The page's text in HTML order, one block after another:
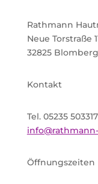
Rathmann
Neue Torstraße
32825 Blomberg
Kontakt
Tel. 05235 503317
Öffnungszeiten